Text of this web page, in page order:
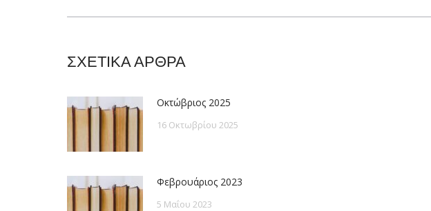
ΣΧΕΤΙΚΑ ΑΡΘΡΑ
Οκτώβριος 2025
16 Οκτωβρίου 2025
Φεβρουάριος 2023
5 Μαΐου 2023